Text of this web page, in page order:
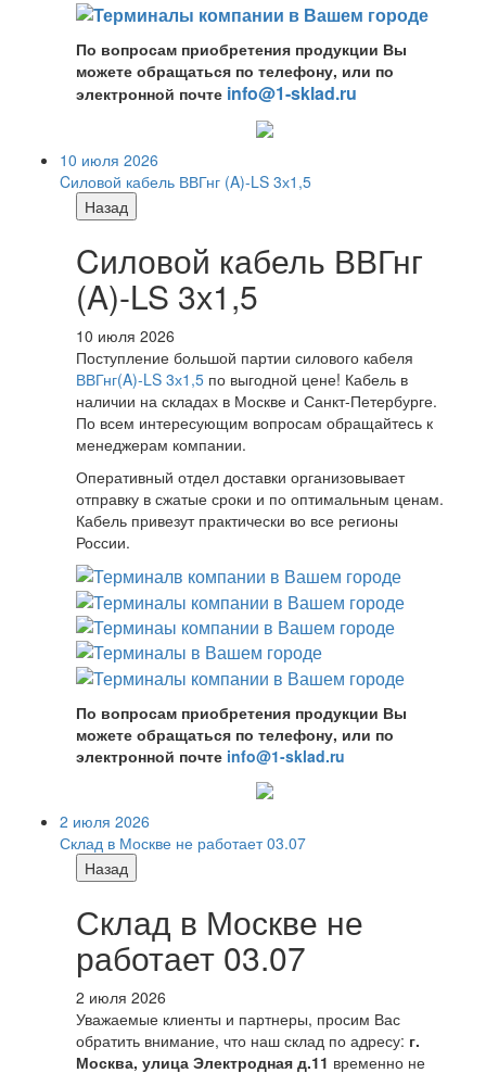
По вопросам приобретения продукции Вы
можете обращаться по телефону, или по
электронной почте info@1-sklad.ru
10 июля 2026
Cиловой кабель ВВГнг (A)-LS 3х1,5
Назад
Cиловой кабель ВВГнг
(A)-LS 3х1,5
10 июля 2026
Поступление большой партии силового кабеля
ВВГнг(A)-LS 3х1,5 по выгодной цене! Кабель в
наличии на складах в Москве и Санкт-Петербурге.
По всем интересующим вопросам обращайтесь к
менеджерам компании.
Оперативный отдел доставки организовывает
отправку в сжатые сроки и по оптимальным ценам.
Кабель привезут практически во все регионы
России.
По вопросам приобретения продукции Вы
можете обращаться по телефону, или по
электронной почте info@1-sklad.ru
2 июля 2026
Склад в Москве не работает 03.07
Назад
Склад в Москве не
работает 03.07
2 июля 2026
Уважаемые клиенты и партнеры, просим Вас
обратить внимание, что наш склад по адресу: г.
Москва, улица Электродная д.11 временно не